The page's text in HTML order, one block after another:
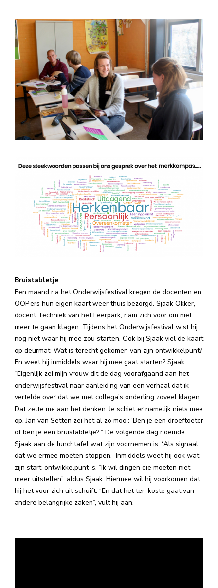
Bruistabletje
Een maand na het Onderwijsfestival kregen de docenten en
OOP’ers hun eigen kaart weer thuis bezorgd. Sjaak Okker,
docent Techniek van het Leerpark, nam zich voor om niet
meer te gaan klagen. Tijdens het Onderwijsfestival wist hij
nog niet waar hij mee zou starten. Ook bij Sjaak viel de kaart
op deurmat. Wat is terecht gekomen van zijn ontwikkelpunt?
En weet hij inmiddels waar hij mee gaat starten? Sjaak:
“Eigenlijk zei mijn vrouw dit de dag voorafgaand aan het
onderwijsfestival naar aanleiding van een verhaal dat ik
vertelde over dat we met collega’s onderling zoveel klagen.
Dat zette me aan het denken. Je schiet er namelijk niets mee
op. Jan van Setten zei het al zo mooi: ‘Ben je een droeftoeter
of ben je een bruistabletje?’” De volgende dag noemde
Sjaak aan de lunchtafel wat zijn voornemen is. “Als signaal
dat we ermee moeten stoppen.” Inmiddels weet hij ook wat
zijn start-ontwikkelpunt is. “Ik wil dingen die moeten niet
meer uitstellen”, aldus Sjaak. Hiermee wil hij voorkomen dat
hij het voor zich uit schuift. “En dat het ten koste gaat van
andere belangrijke zaken”, vult hij aan.